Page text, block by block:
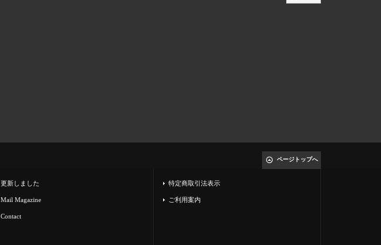
ページトップへ
更新しました
Mail Magazine
Contact
特定商取引法表示
ご利用案内